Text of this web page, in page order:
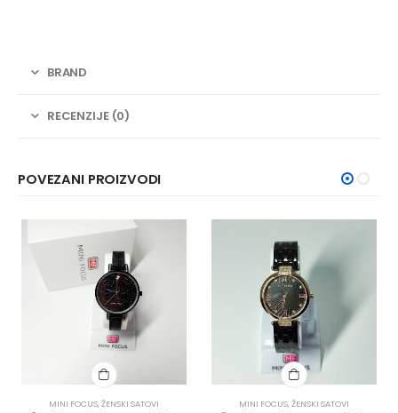
BRAND
RECENZIJE (0)
POVEZANI PROIZVODI
MINI FOCUS,ŽENSKI SATOVI MINI FOCUS,ŽENSKI SATOVI